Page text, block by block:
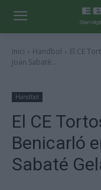
Inici Handbol
El CE
Joan Sabaté...
Handbol
El CE
Benicarló
Sabaté